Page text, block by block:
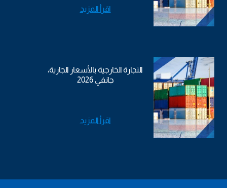
اقرأ المزيد
التجارة الخارجية بالأسعار الجارية،
جانفي 2026
اقرأ المزيد